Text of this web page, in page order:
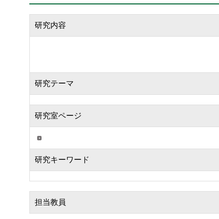
研究内容
研究テーマ
研究室ページ
研究キーワード
担当教員